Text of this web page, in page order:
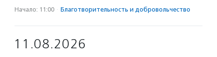
Начало: 11:00 · Благотвори­тель­ность и доброволь­чест­во
11.08.2026